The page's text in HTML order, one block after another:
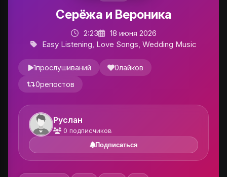
Серёжа и Вероника
2:23
18 июня 2026
Easy Listening, Love Songs, Wedding Music
1прослушиваний 0лайков
0репостов
Руслан
0 подписчиков
Подписаться